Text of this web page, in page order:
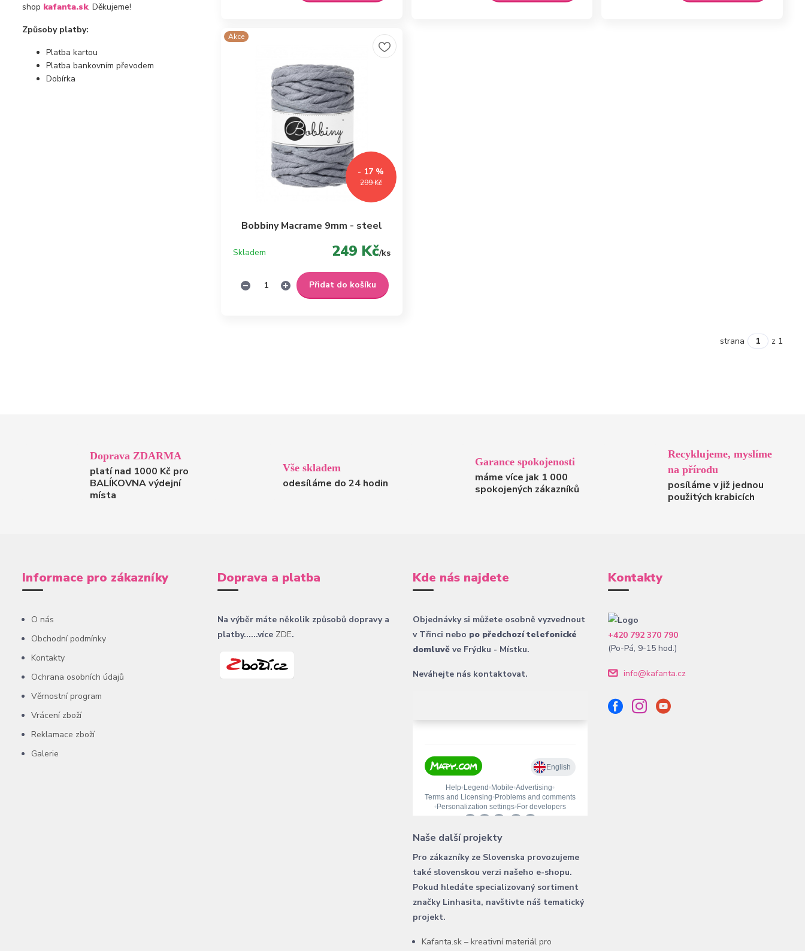
Akce
299 Kč
- 17 %
Bobbiny Macrame 9mm - steel
249 Kč/ks
Skladem
Přidat do košíku
strana z 1
shop kafanta.sk. Děkujeme!
Způsoby platby:
Platba kartou
Platba bankovním převodem
Dobírka
Doprava ZDARMA
platí nad 1000 Kč pro
BALÍKOVNA výdejní
místa
Vše skladem
odesíláme do 24 hodin
Garance spokojenosti
máme více jak 1 000
spokojených zákazníků
Recyklujeme, myslíme
na přírodu
posíláme v již jednou
použitých krabicích
Informace pro zákazníky
O nás
Obchodní podmínky
Kontakty
Ochrana osobních údajů
Věrnostní program
Vrácení zboží
Reklamace zboží
Galerie
Doprava a platba
Na výběr máte několik způsobů dopravy a
platby......více ZDE.
Kde nás najdete
Objednávky si můžete osobně vyzvednout
v Třinci nebo po předchozí telefonické
domluvě ve Frýdku - Místku.
Neváhejte nás kontaktovat.
Naše další projekty
Pro zákazníky ze Slovenska provozujeme
také slovenskou verzi našeho e-shopu.
Pokud hledáte specializovaný sortiment
značky Linhasita, navštivte náš tematický
projekt.
Kafanta.sk – kreativní materiál pro
Kontakty
+420 792 370 790
(Po-Pá, 9-15 hod.)
info@kafanta.cz